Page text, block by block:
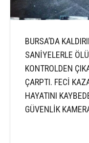
BURSA’DA
SANİYELERLE
KONTROLDEN
ÇARPTI. FECİ
HAYATINI
GÜVENLİK